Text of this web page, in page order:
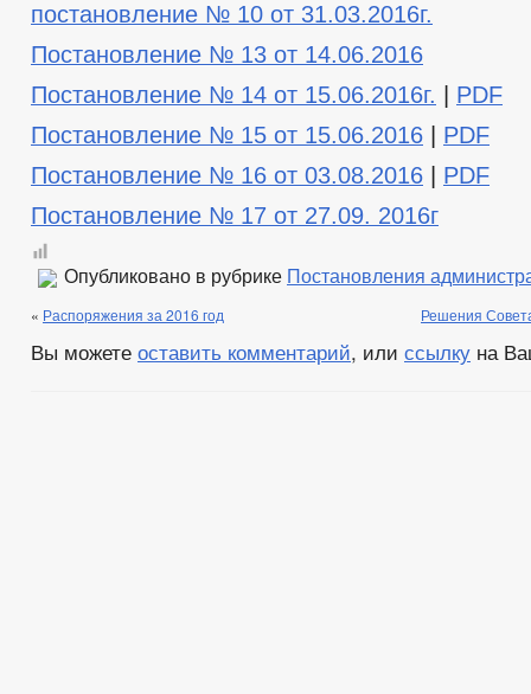
постановление № 10 от 31.03.2016г.
Постановление № 13 от 14.06.2016
Постановление № 14 от 15.06.2016г.
PDF
Постановление № 15 от 15.06.2016
PDF
Постановление № 16 от 03.08.2016
PDF
Постановление № 17 от 27.09. 2016г
Опубликовано в рубрике Постановления
« Распоряжения за 2016 год Решения
Вы можете оставить комментарий, или ссылку на